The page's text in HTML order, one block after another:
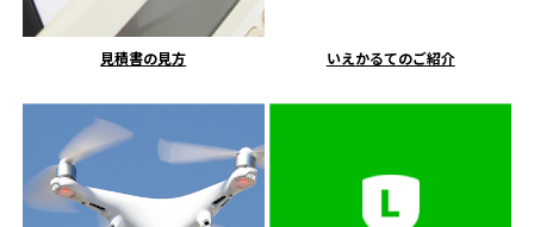
見積書の見方 いえかるてのご紹介